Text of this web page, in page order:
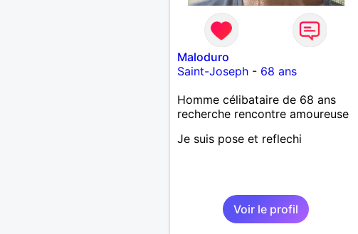
Maloduro
Saint-Joseph- 68 ans
Homme célibataire de 68 ans
recherche rencontre amoureuse
Je suis pose et reflechi
Voir le profil